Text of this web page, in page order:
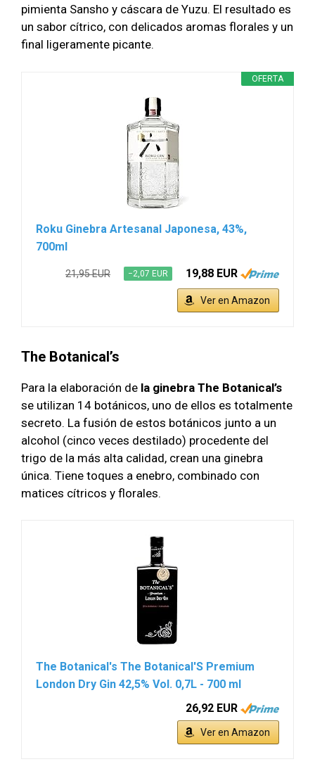
pimienta Sansho y cáscara de Yuzu. El resultado es
un sabor cítrico, con delicados aromas florales y un
final ligeramente picante.
OFERTA
Roku Ginebra Artesanal Japonesa, 43%,
700ml
21,95 EUR −2,07 EUR 19,88 EUR
Ver en Amazon
The Botanical’s
Para la elaboración de la ginebra The Botanical’s
se utilizan 14 botánicos, uno de ellos es totalmente
secreto. La fusión de estos botánicos junto a un
alcohol (cinco veces destilado) procedente del
trigo de la más alta calidad, crean una ginebra
única. Tiene toques a enebro, combinado con
matices cítricos y florales.
The Botanical's The Botanical'S Premium
London Dry Gin 42,5% Vol. 0,7L - 700 ml
26,92 EUR
Ver en Amazon